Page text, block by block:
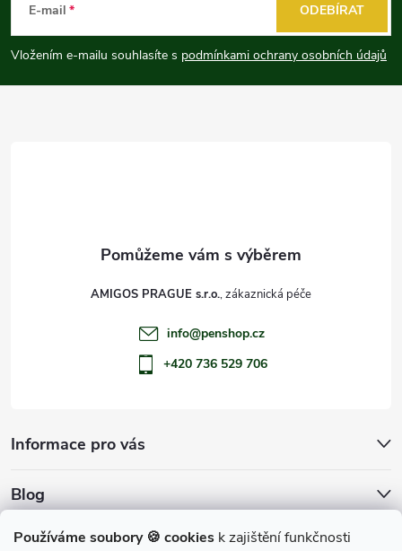
Používáme soubory 🍪 cookies k zajištění funkčnosti
p
E-mail
Vložením e-mailu souhlasíte s podmínkami ochrany osobních údajů
ODEBÍRAT
Informace pro vás
Blog
Archiv
AMIGOS PRAGUE s.r.o.
info@penshop.cz
+420 736 529 706